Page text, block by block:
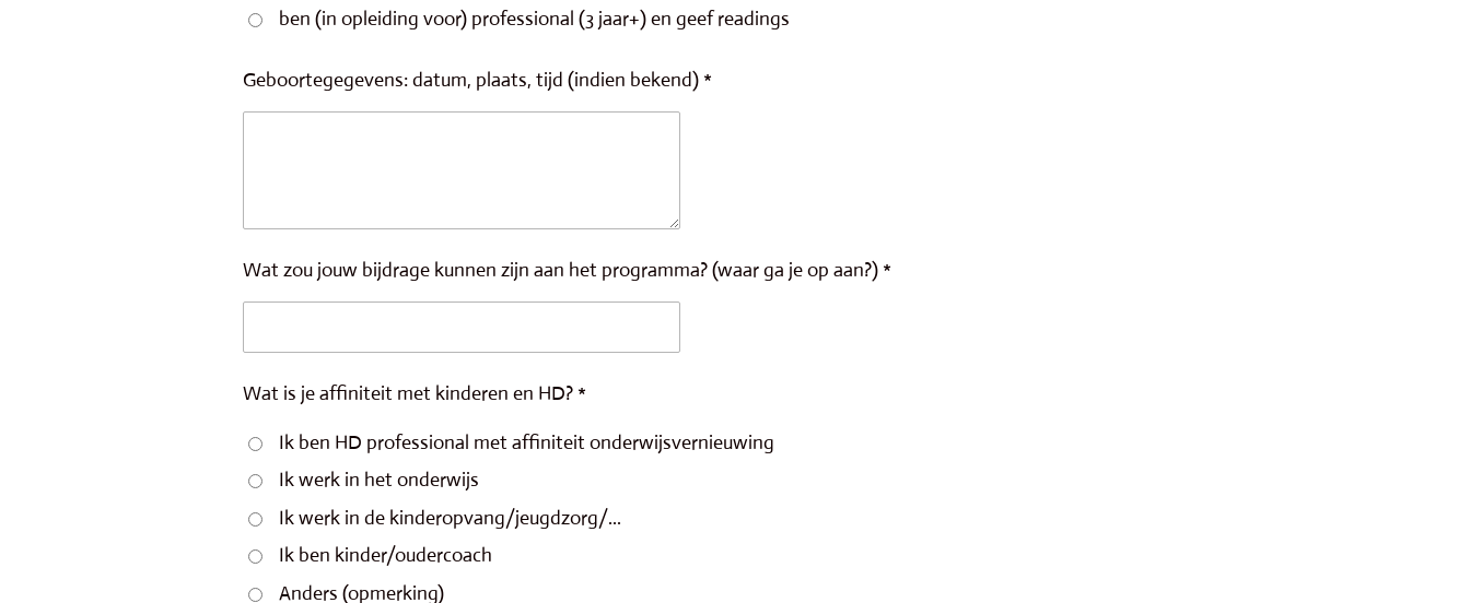
ben (in opleiding voor) professional (3 jaar+) en geef readings
Geboortegegevens: datum, plaats, tijd (indien bekend) *
Wat zou jouw bijdrage kunnen zijn aan het programma? (waar ga je op aan?) *
Wat is je affiniteit met kinderen en HD? *
Ik ben HD professional met affiniteit onderwijsvernieuwing
Ik werk in het onderwijs
Ik werk in de kinderopvang/jeugdzorg/...
Ik ben kinder/oudercoach
Anders (opmerking)